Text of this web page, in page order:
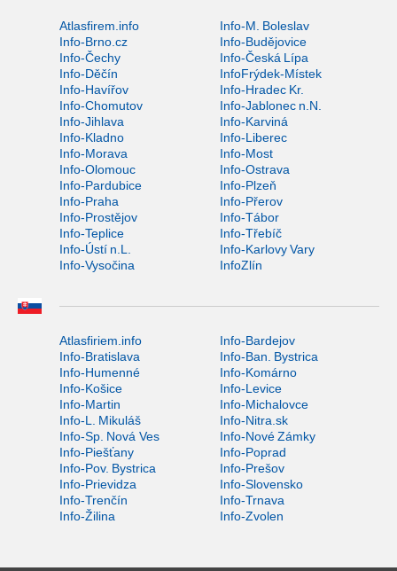
Atlasfirem.info
Info-M. Boleslav
Info-Brno.cz
Info-Budějovice
Info-Čechy
Info-Česká Lípa
Info-Děčín
InfoFrýdek-Místek
Info-Havířov
Info-Hradec Kr.
Info-Chomutov
Info-Jablonec n.N.
Info-Jihlava
Info-Karviná
Info-Kladno
Info-Liberec
Info-Morava
Info-Most
Info-Olomouc
Info-Ostrava
Info-Pardubice
Info-Plzeň
Info-Praha
Info-Přerov
Info-Prostějov
Info-Tábor
Info-Teplice
Info-Třebíč
Info-Ústí n.L.
Info-Karlovy Vary
Info-Vysočina
InfoZlín
Atlasfiriem.info
Info-Bardejov
Info-Bratislava
Info-Ban. Bystrica
Info-Humenné
Info-Komárno
Info-Košice
Info-Levice
Info-Martin
Info-Michalovce
Info-L. Mikuláš
Info-Nitra.sk
Info-Sp. Nová Ves
Info-Nové Zámky
Info-Piešťany
Info-Poprad
Info-Pov. Bystrica
Info-Prešov
Info-Prievidza
Info-Slovensko
Info-Trenčín
Info-Trnava
Info-Žilina
Info-Zvolen